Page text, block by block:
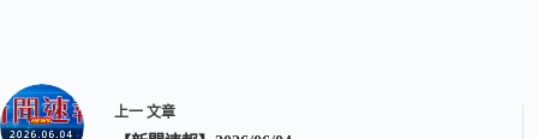
上一 文章